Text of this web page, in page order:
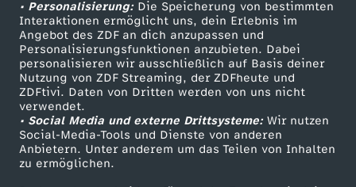
• Personalisierung:Die Speicherung von bestimmten
Interaktionen ermöglicht uns, dein Erlebnis im
Angebot des ZDF an dich anzupassen und
Personalisierungsfunktionen anzubieten. Dabei
personalisieren wir ausschließlich auf Basis deiner
Nutzung von ZDF Streaming, der ZDFheute und
ZDFtivi. Daten von Dritten werden von uns nicht
verwendet.
• Social Media und externe Drittsysteme:Wir nutzen
Social-Media-Tools und Dienste von anderen
Anbietern. Unter anderem um das Teilen von Inhalten
zu ermöglichen.
c
h
e
n
f
Sendungen A-Z
TV-Programm
Hilfe
ZDF Unternehmen
Karriere